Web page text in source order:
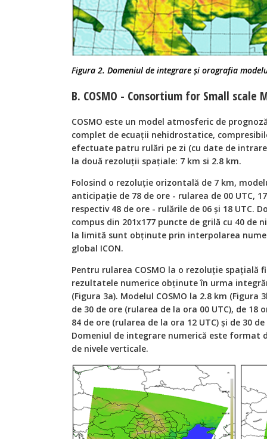
Figura 2. Domeniul de integrare şi orografia
B. COSMO - Consortium for Small scale
COSMO este un model atmosferic de
complet de ecuaţii nehidrostatice,
efectuate patru rulări pe zi (cu date de intrare
la două rezoluții spațiale: 7 km si 2.8 km.
Folosind o rezoluție orizontală de 7 km,
anticipație de 78 de ore - rularea de 00 UTC,
respectiv 48 de ore - rulările de 06 și 18 UTC.
compus din 201x177 puncte de grilă cu 40 de
la limită sunt obţinute prin interpolarea
global ICON.
Pentru rularea COSMO la o rezoluție spațială
rezultatele numerice obținute în urma
(Figura 3a). Modelul COSMO la 2.8 km
de 30 de ore (rularea de la ora 00 UTC), de 18
84 de ore (rularea de la ora 12 UTC) și de 30
Domeniul de integrare numerică este format
de nivele verticale.